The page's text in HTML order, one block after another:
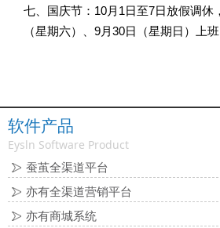
七、国庆节：10月1日至7日放假调休
（星期六）、9月30日（星期日）上班
软件产品
Eysln Software Product
蚕茧全渠道平台
亦有全渠道营销平台
亦有商城系统